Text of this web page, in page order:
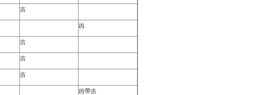
吉
凶
吉
吉
吉
凶帶吉